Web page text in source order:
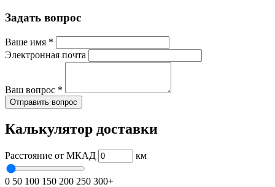
Задать вопрос
Ваше имя *
Электронная почта
Ваш вопрос *
Отправить вопрос
Калькулятор доставки
Расстояние от МКАД км
0 50 100 150 200 250 300+